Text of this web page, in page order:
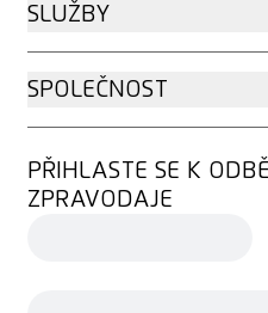
SLUŽBY
SPOLEČNOST
PŘIHLASTE SE K
ZPRAVODAJE